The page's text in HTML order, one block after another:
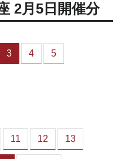
2月5日開催分
3
（こ
4 5
11 12 13